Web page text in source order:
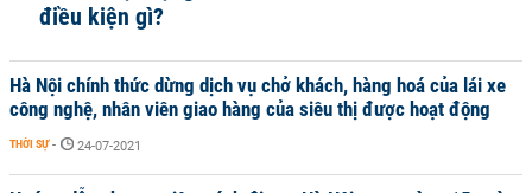
điều kiện gì?
Hà Nội chính thức dừng dịch vụ chở khách, hàng hoá của lái xe
công nghệ, nhân viên giao hàng của siêu thị được hoạt động
THỜI SỰ - 24-07-2021